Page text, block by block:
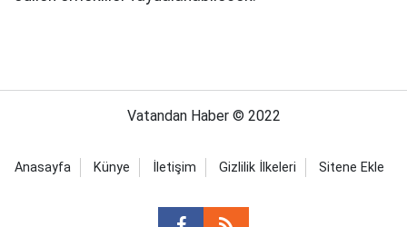
Vatandan Haber © 2022
Anasayfa Künye İletişim Gizlilik İlkeleri Sitene Ekle